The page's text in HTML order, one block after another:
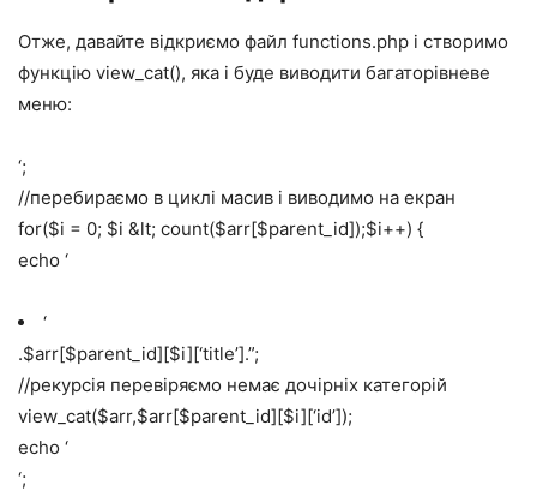
Отже, давайте відкриємо файл functions.php і створимо
функцію view_cat(), яка і буде виводити багаторівневе
меню:
‘;
//перебираємо в циклі масив і виводимо на екран
for($i = 0; $i &lt; count($arr[$parent_id]);$i++) {
echo ‘
‘
.$arr[$parent_id][$i][‘title’].”;
//рекурсія перевіряємо немає дочірніх категорій
view_cat($arr,$arr[$parent_id][$i][‘id’]);
echo ‘
‘;